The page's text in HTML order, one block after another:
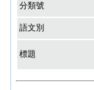
分類號
語文別
標題